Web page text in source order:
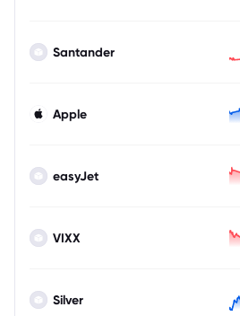
Santander
Apple
easyJet
VIXX
Silver